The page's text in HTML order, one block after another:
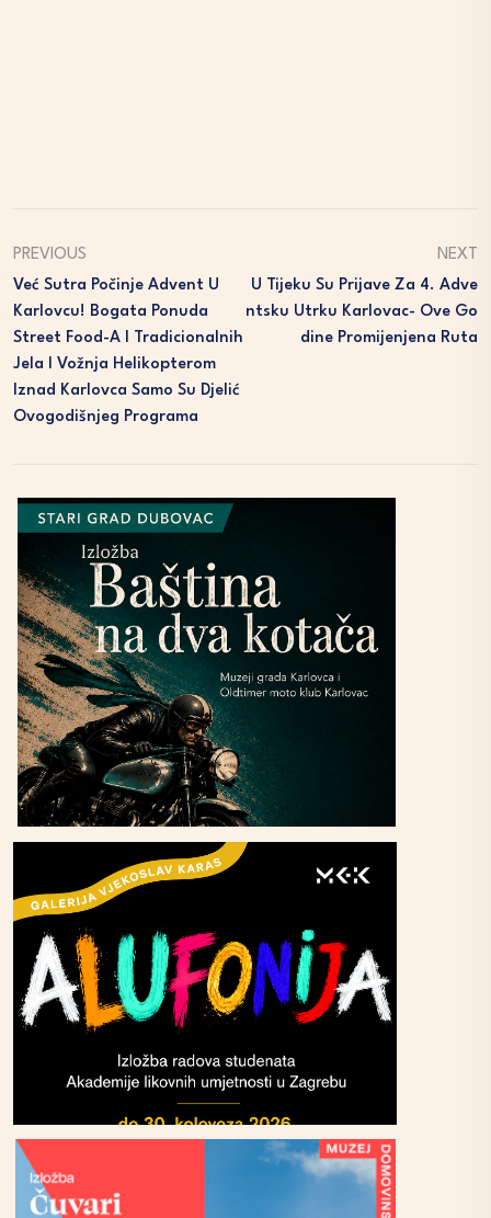
PREVIOUS
Već Sutra Počinje Advent U
Karlovcu! Bogata Ponuda
Street Food-A I Tradicionalnih
Jela I Vožnja Helikopterom
Iznad Karlovca Samo Su Djelić
Ovogodišnjeg Programa
NEXT
U Tijeku Su Prijave Za 4. Adve
Ntsku Utrku Karlovac- Ove Go
Dine Promijenjena Ruta